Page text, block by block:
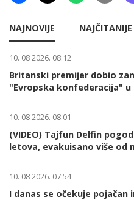
NAJNOVIJE NAJČITANIJE
10. 08 2026. 08:12
Britanski premijer dobio
"Evropska konfederacija" u
10. 08 2026. 08:01
(VIDEO) Tajfun Delfin
letova, evakuisano više od
10. 08 2026. 07:54
I danas se očekuje